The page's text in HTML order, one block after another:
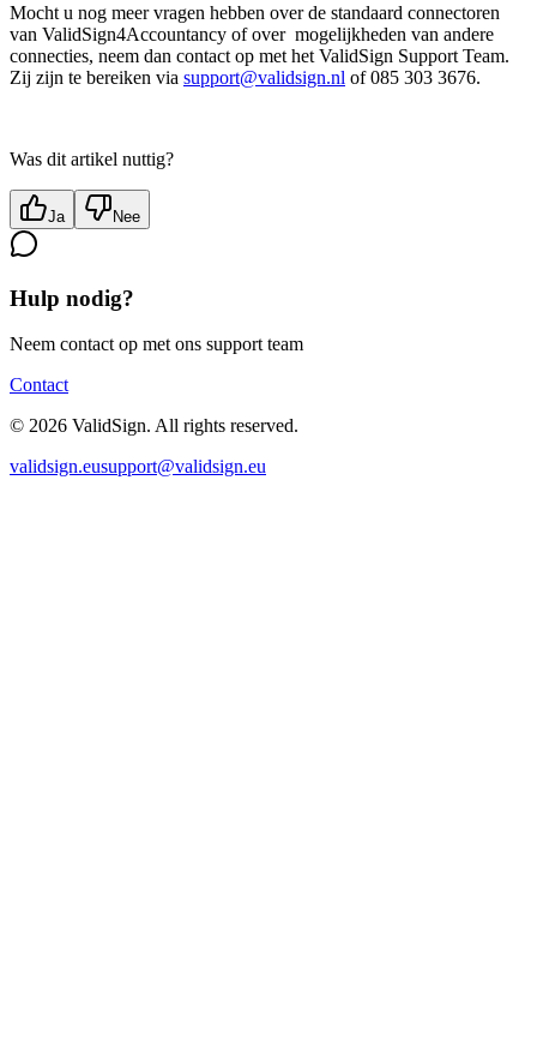
Mocht u nog meer vragen hebben over de standaard connectoren
van ValidSign4Accountancy of over mogelijkheden van andere
connecties, neem dan contact op met het ValidSign Support Team.
Zij zijn te bereiken via support@validsign.nl of 085 303 3676.
Was dit artikel nuttig?
Ja Nee
Hulp nodig?
Neem contact op met ons support team
Contact
© 2026 ValidSign. All rights reserved.
validsign.eusupport@validsign.eu